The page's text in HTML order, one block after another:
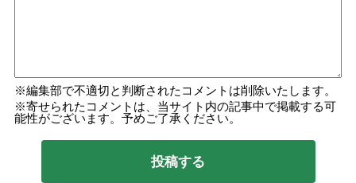
編集部で不適切と判断されたコメントは削除いたします。
寄せられたコメントは、当サイト内の記事中で掲載する可
能性がございます。予めご了承ください。